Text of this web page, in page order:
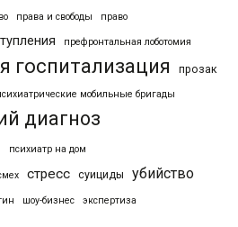
права и свободы право
префронтальная лоботомия
госпитализация прозак
мобильные бригады
диагноз
психиатр на дом
стресс суициды убийство
шоу-бизнес экспертиза